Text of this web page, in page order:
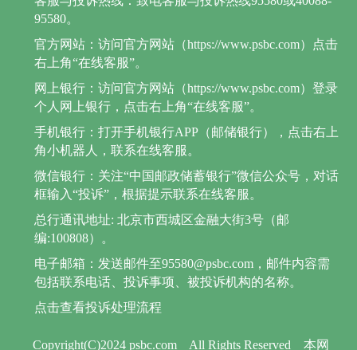
Copyright(C)2024 psbc.com All Rights Reserved 本网
95580。
官方网站：访问官方网站（https://www.psbc.com）点击
右上角“在线客服”。
网上银行：访问官方网站（https://www.psbc.com）登录
个人网上银行，点击右上角“在线客服”。
手机银行：打开手机银行APP（邮储银行），点击右上
角小机器人，联系在线客服。
微信银行：关注“中国邮政储蓄银行”微信公众号，对话
框输入“投诉”，根据提示联系在线客服。
总行通讯地址: 北京市西城区金融大街3号（邮
编:100808）。
电子邮箱：发送邮件至95580@psbc.com，邮件内容需
包括联系电话、投诉事项、被投诉机构的名称。
点击查看投诉处理流程